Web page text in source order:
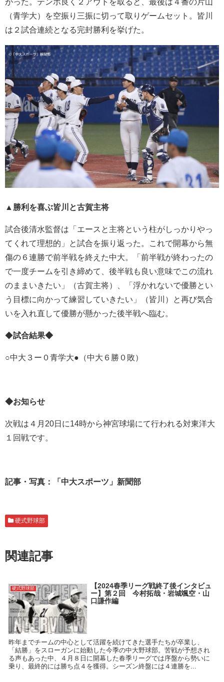
（青学大）を空振り三振に切って取りゲームセット。皆川
は２試合連続となる完封勝利を挙げた。
▲勝利を喜ぶ皆川と古賀主将
試合後清水監督は「エースと主将という柱がしっかりやっ
てくれて理想的」と試合を振り返った。これで開幕から無
傷の６連勝で前半戦を終えた中大。「前半戦が終わったの
で一度チームを引き締めて、後半戦も良い意味でこの流れ
のままいきたい」（古賀主将）、「浮かれないで優勝とい
う目標に向かって練習していきたい」（皆川）と再び気合
いを入れ直して優勝が懸かった後半戦へ臨む。
◆試合結果◆
○中大３ー０青学大●（中大６勝０敗）
◆お知らせ
次戦は４月20日に14時から神宮球場にて行われる対東洋大
１回戦です。
記事・写真：「中大スポーツ」新聞部
硬式野球部
関連記事
硬式野球部
【2024春季リーグ戦終了後インタビュ
ー】第２回 今村拓哉・岩城颯空・山
口謙作編
昨年までチームの中心として活躍を続けてきた選手たちが卒業し、
「結勝」をスローガンに始動した今季の中大野球部。苦戦が予想され
る声もあった中、４月８日に開幕した春季リーグでは序盤から勢いに
乗り、最終的には勝ち点４を獲得。シーズン終盤には４連勝を...